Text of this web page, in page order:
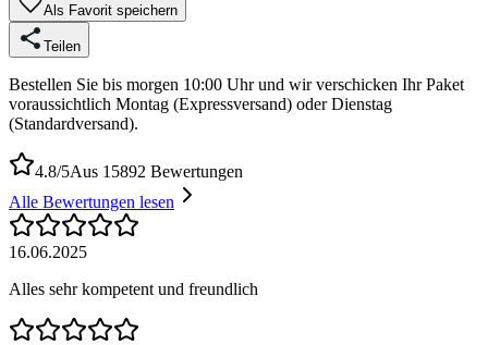
Als Favorit speichern
Teilen
Bestellen Sie bis morgen 10:00 Uhr und wir verschicken Ihr Paket
voraussichtlich Montag (Expressversand) oder Dienstag
(Standardversand).
4.8/5Aus 15892 Bewertungen
Alle Bewertungen lesen
16.06.2025
Alles sehr kompetent und freundlich